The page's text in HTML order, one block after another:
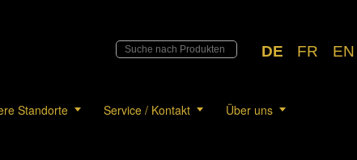
DE FR EN
Standorte Service / Kontakt Über uns